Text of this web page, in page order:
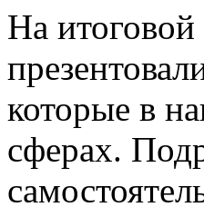
На итоговой
которые в
сферах.